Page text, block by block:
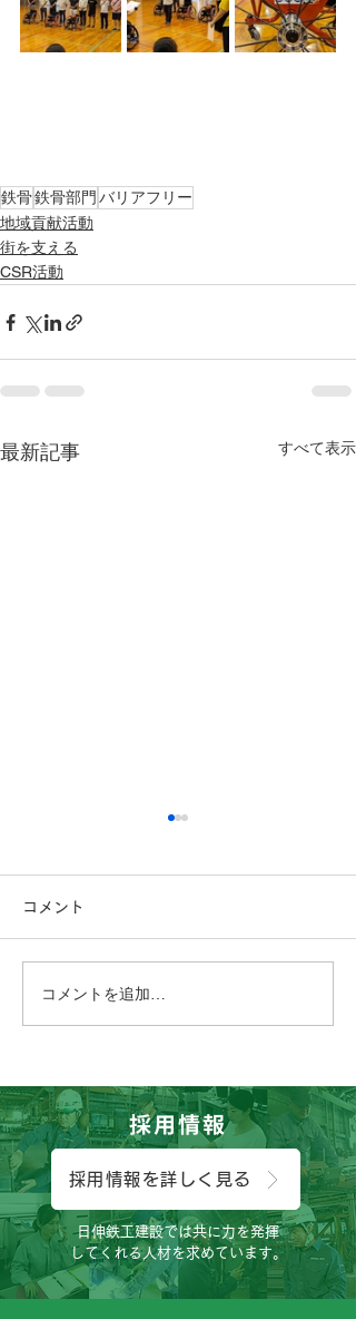
鉄骨鉄骨部門 バリアフリー
地域貢献活動
街を支える
CSR活動
最新記事 すべて表示
こんにちは、広報担当のH
コメント
コメントを追加…
採用情報
採用情報を詳しく見る
日伸鉄工建設では共に力を発揮
してくれる人材を求めています。